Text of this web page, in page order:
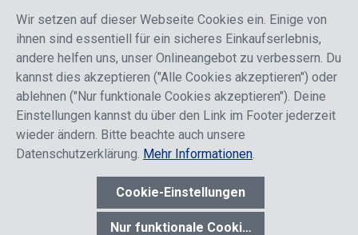
Breite Palette von Luftfahrtprodukten
Fokus auf Pilotenausbildung
Sicher einkaufen
* Alle Preise sind einschließlich der Rabatte, die je nach Login,
entweder für Endkunden oder Händler gelten und inklusive
gesetzl. Mehrwertsteuer zzgl.Versandkostenwenn nicht anders
Wir setzen auf dieser Webseite Cookies ein. Einige von
ihnen sind essentiell für ein sicheres Einkaufserlebnis,
andere helfen uns, unser Onlineangebot zu verbessern. Du
kannst dies akzeptieren ("Alle Cookies akzeptieren") oder
ablehnen ("Nur funktionale Cookies akzeptieren"). Deine
Einstellungen kannst du über den Link im Footer jederzeit
wieder ändern. Bitte beachte auch unsere
Datenschutzerklärung. Mehr Informationen.
Cookie-Einstellungen
Nur funktionale Cookies akzeptieren